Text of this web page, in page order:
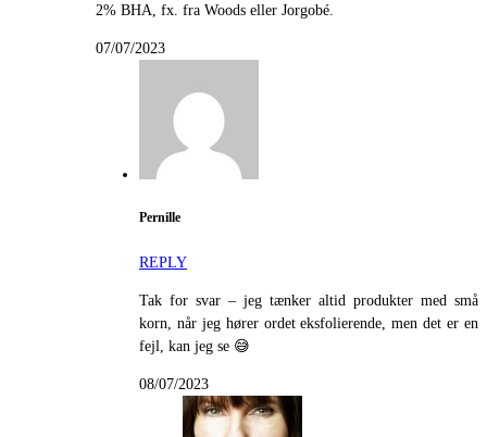
2% BHA, fx. fra Woods eller Jorgobé.
07/07/2023
Pernille
REPLY
Tak for svar – jeg tænker altid produkter med små
korn, når jeg hører ordet eksfolierende, men det er en
fejl, kan jeg se 😅
08/07/2023